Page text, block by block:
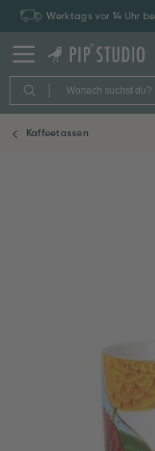
Werktags vor 14 Uhr
Kaffeetassen